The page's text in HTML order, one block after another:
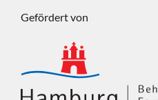
Gefördert von